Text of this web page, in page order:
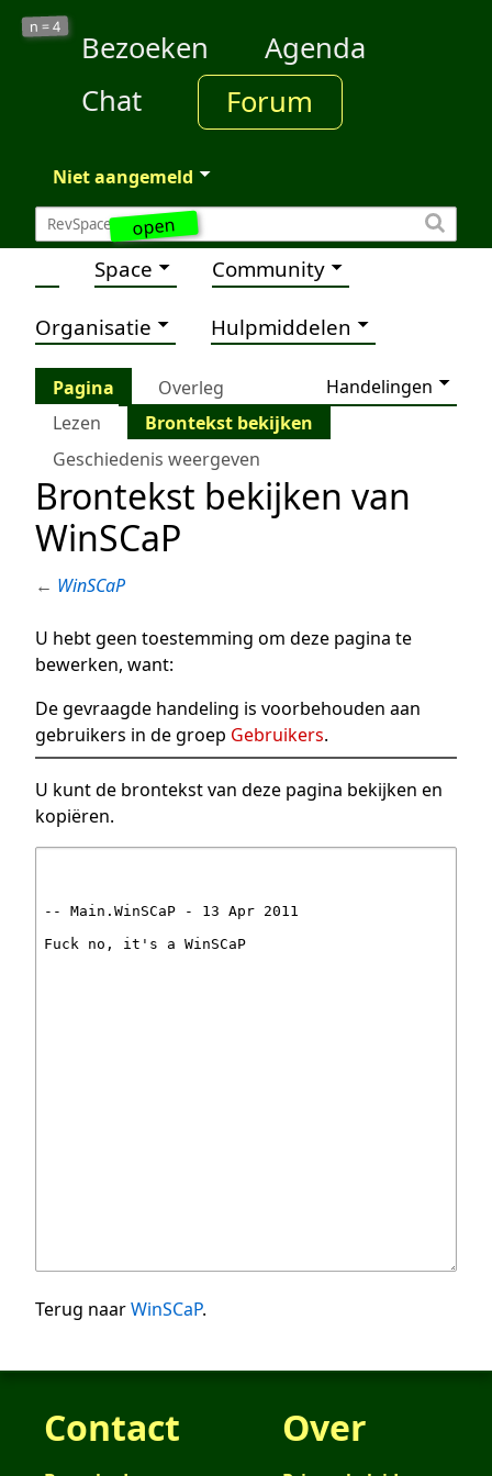
open
n =4
Bezoeken
Agenda
Chat
Forum
Niet aangemeld
Space Community
Organisatie Hulpmiddelen
Pagina Overleg
Handelingen
Lezen
Brontekst bekijken
Geschiedenis weergeven
Brontekst bekijken van
WinSCaP
← WinSCaP
U hebt geen toestemming om deze pagina te
bewerken, want:
De gevraagde handeling is voorbehouden aan
gebruikers in de groep Gebruikers.
U kunt de brontekst van deze pagina bekijken en
kopiëren.
Terug naarWinSCaP.
Contact Over